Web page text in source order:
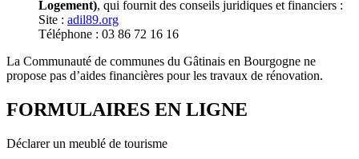
Logement), qui fournit des conseils juridiques et financiers :
Site : adil89.org
Téléphone : 03 86 72 16 16
La Communauté de communes du Gâtinais en Bourgogne ne
propose pas d’aides financières pour les travaux de rénovation.
FORMULAIRES EN LIGNE
Déclarer un meublé de tourisme